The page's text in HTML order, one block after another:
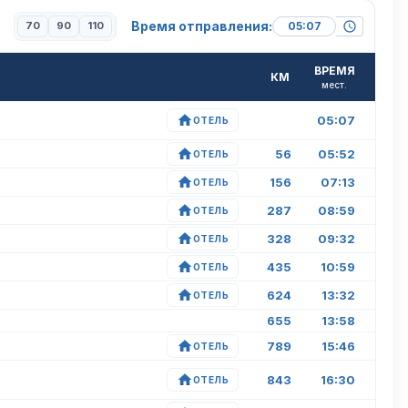
70 90 110 Время отправления:
КМ ВРЕМЯ
мест.
ОТЕЛЬ 05:07
ОТЕЛЬ 56 05:52
ОТЕЛЬ 156 07:13
ОТЕЛЬ 287 08:59
ОТЕЛЬ 328 09:32
ОТЕЛЬ 435 10:59
ОТЕЛЬ 624
13:32
655
13:58
ОТЕЛЬ 789 15:46
ОТЕЛЬ 843 16:30